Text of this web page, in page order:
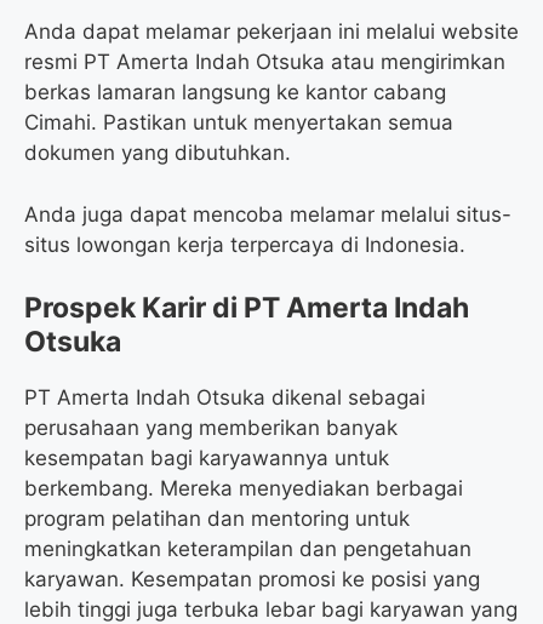
Anda dapat melamar pekerjaan ini melalui website
resmi PT Amerta Indah Otsuka atau mengirimkan
berkas lamaran langsung ke kantor cabang
Cimahi. Pastikan untuk menyertakan semua
dokumen yang dibutuhkan.
Anda juga dapat mencoba melamar melalui situs-
situs lowongan kerja terpercaya di Indonesia.
Prospek Karir di PT Amerta Indah
Otsuka
PT Amerta Indah Otsuka dikenal sebagai
perusahaan yang memberikan banyak
kesempatan bagi karyawannya untuk
berkembang. Mereka menyediakan berbagai
program pelatihan dan mentoring untuk
meningkatkan keterampilan dan pengetahuan
karyawan. Kesempatan promosi ke posisi yang
lebih tinggi juga terbuka lebar bagi karyawan yang